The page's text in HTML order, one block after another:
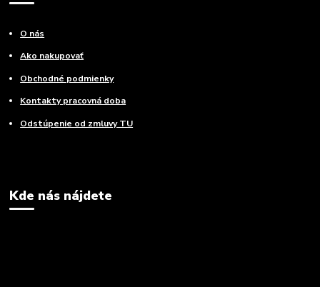
O nás
Ako nakupovať
Obchodné podmienky
Kontakty pracovná doba
Odstúpenie od zmluvy TU
Kde nás nájdete